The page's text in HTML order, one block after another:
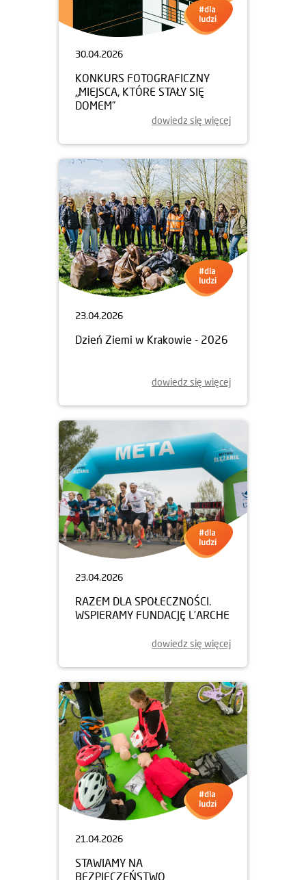
30.04.2026
KONKURS FOTOGRAFICZNY
„MIEJSCA, KTÓRE STAŁY SIĘ
DOMEM”
dowiedz się więcej
23.04.2026
Dzień Ziemi w Krakowie - 2026
dowiedz się więcej
23.04.2026
RAZEM DLA SPOŁECZNOŚCI.
WSPIERAMY FUNDACJĘ L’ARCHE
dowiedz się więcej
21.04.2026
STAWIAMY NA
BEZPIECZEŃSTWO